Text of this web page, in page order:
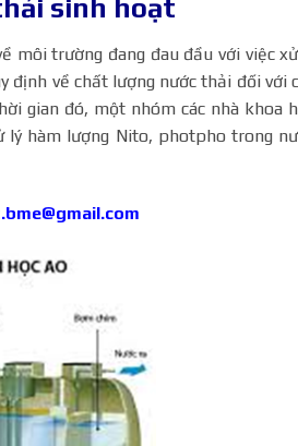
sinh hoạt
trường đang đau đầu với việc
định về chất lượng nước thải đối với
gian đó, một nhóm các nhà khoa
lý hàm lượng Nito, photpho trong